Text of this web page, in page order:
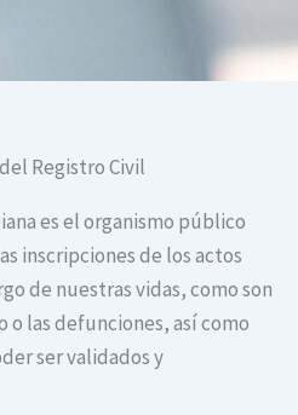
Registro Civil
es el organismo público
inscripciones de los actos
de nuestras vidas, como son
las defunciones, así como
ser validados y